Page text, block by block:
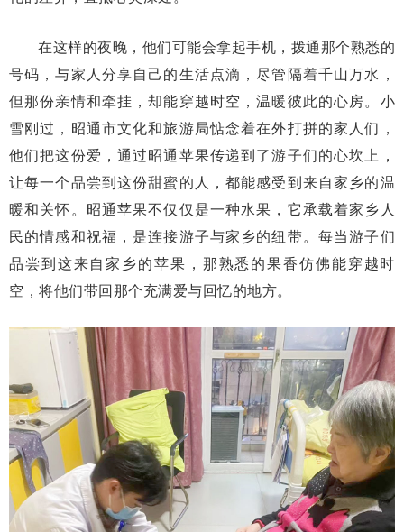
在这样的夜晚，他们可能会拿起手机，拨通那个熟悉的
号码，与家人分享自己的生活点滴，尽管隔着千山万水，
但那份亲情和牵挂，却能穿越时空，温暖彼此的心房。小
雪刚过， 昭通市文化和旅游局惦念着在外打拼的家人们，
他们把这份爱，通过昭通苹果传递到了游子们的心坎上，
让每一个品尝到这份甜蜜的人，都能感受到来自家乡的温
暖和关怀。昭通苹果不仅仅是一种水果，它承载着家乡人
民的情感和祝福，是连接游子与家乡的纽带。每当游子们
品尝到这来自家乡的苹果，那熟悉的果香仿佛能穿越时
空，将他们带回那个充满爱与回忆的地方。